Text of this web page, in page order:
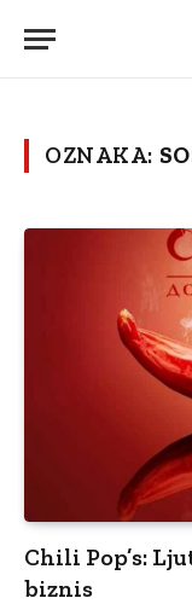
OZNAKA:
Chili Pop’s:
biznis